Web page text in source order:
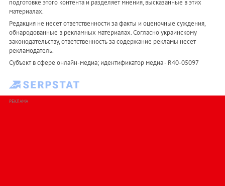
подготовке этого контента и разделяет мнения, высказанные в этих
материалах.
Редакция не несет ответственности за факты и оценочные суждения,
обнародованные в рекламных материалах. Согласно украинскому
законодательству, ответственность за содержание рекламы несет
рекламодатель.
Субъект в сфере онлайн-медиа; идентификатор медиа - R40-05097
РЕКЛАМА